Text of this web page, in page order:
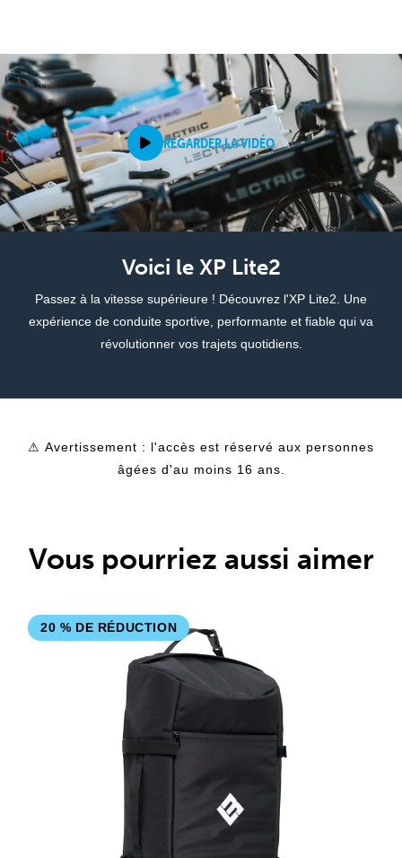
REGARDER LA VIDÉO
Voici le XP Lite2
Passez à la vitesse supérieure ! Découvrez l'XP Lite2. Une
expérience de conduite sportive, performante et fiable qui va
révolutionner vos trajets quotidiens.
⚠ Avertissement : l'accès est réservé aux personnes
âgées d'au moins 16 ans.
Vous pourriez aussi aimer
20 % DE RÉDUCTION